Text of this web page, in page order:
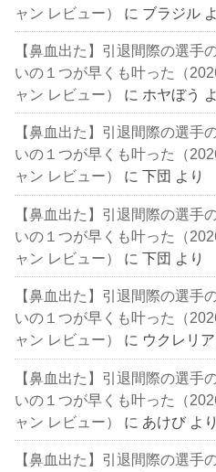
ャン レビュー） に ブラジル
【鼻血出た】引退間際の選手
いの１つが早くも叶った（
ャン レビュー）
に ホヤぼう
【鼻血出た】引退間際の選手
いの１つが早くも叶った（
ャン レビュー）
に下団 より
【鼻血出た】引退間際の選手
いの１つが早くも叶った（
ャン レビュー）
に下団 より
【鼻血出た】引退間際の選手
いの１つが早くも叶った（
ャン レビュー）
に ウクレリ
【鼻血出た】引退間際の選手
いの１つが早くも叶った（
ャン レビュー）
に あけび より
【鼻血出た】引退間際の選手